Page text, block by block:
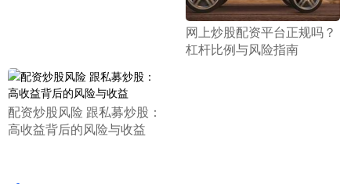
​网上炒股配资平台正规吗？
杠杆比例与风险指南
​配资炒股风险 跟私募炒股：
高收益背后的风险与收益